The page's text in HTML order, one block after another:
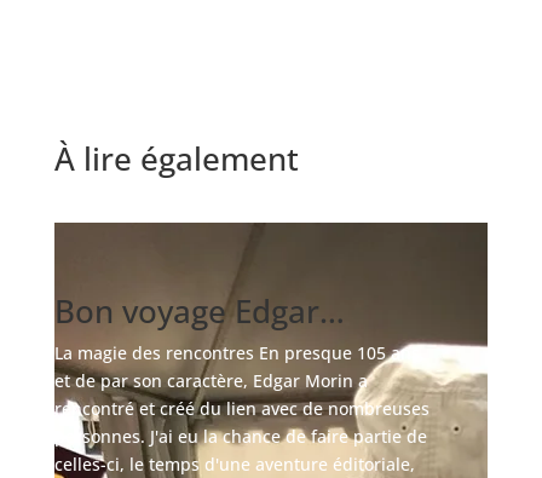
À lire également
Bon voyage Edgar…
La magie des rencontres En presque 105 ans,
et de par son caractère, Edgar Morin a
rencontré et créé du lien avec de nombreuses
personnes. J'ai eu la chance de faire partie de
celles-ci, le temps d'une aventure éditoriale,